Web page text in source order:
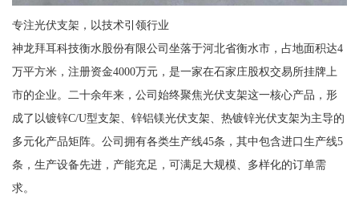
专注光伏支架，以技术引领行业
神龙拜耳科技衡水股份有限公司坐落于河北省衡水市，占地面积达4
万平方米，注册资金4000万元，是一家在石家庄股权交易所挂牌上
市的企业。二十余年来，公司始终聚焦光伏支架这一核心产品，形
成了以镀锌C/U型支架、锌铝镁光伏支架、热镀锌光伏支架为主导的
多元化产品矩阵。公司拥有各类生产线45条，其中包含进口生产线5
条，生产设备先进，产能充足，可满足大规模、多样化的订单需
求。